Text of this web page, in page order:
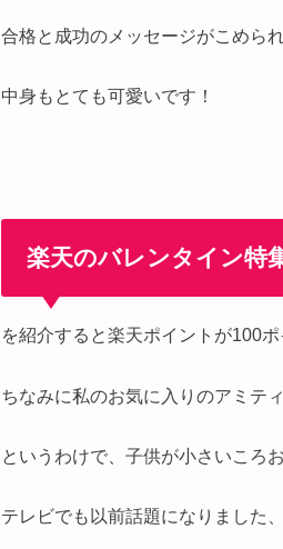
合格と成功のメッセージがこめら
中身もとても可愛いです！
楽天のバレンタイン特
を紹介すると楽天ポイントが100
ちなみに私のお気に入りのアミテ
というわけで、子供が小さいころ
テレビでも以前話題になりました